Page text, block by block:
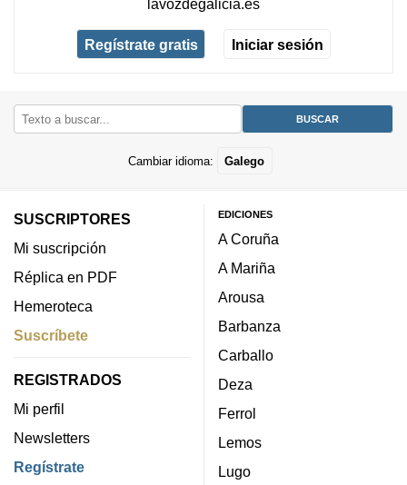
lavozdegalicia.es
Regístrate gratis Iniciar sesión
Cambiar idioma: Galego
SUSCRIPTORES
Mi suscripción
Réplica en PDF
Hemeroteca
Suscríbete
REGISTRADOS
Mi perfil
Newsletters
Regístrate
EDICIONES
A Coruña
A Mariña
Arousa
Barbanza
Carballo
Deza
Ferrol
Lemos
Lugo